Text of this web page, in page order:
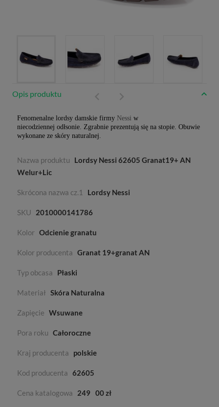
Opis produktu
Fenomenalne lordsy damskie firmy Nessi w
niecodziennej odłsonie. Zgrabnie prezentują się na stopie. Obuwie
wykonane ze skóry naturalnej.
Nazwa produktu
Lordsy Nessi 62605 Granat19+ AN
Welur+Lic
Skrócona nazwa cz.1 Lordsy Nessi
SKU 2010000141786
Kolor Odcienie granatu
Kolor producenta Granat 19+granat AN
Typ obcasa Płaski
Materiał Skóra Naturalna
Zapięcie Wsuwane
Pora roku Całoroczne
Kraj producenta polskie
Kod producenta 62605
Cena katalogowa 249 00 zł